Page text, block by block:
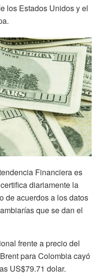
los Estados Unidos y el
Financiera es
diariamente la
de acuerdos a los datos
que se dan el
frente a precio del
para Colombia cayó
US$79.71 dolar.